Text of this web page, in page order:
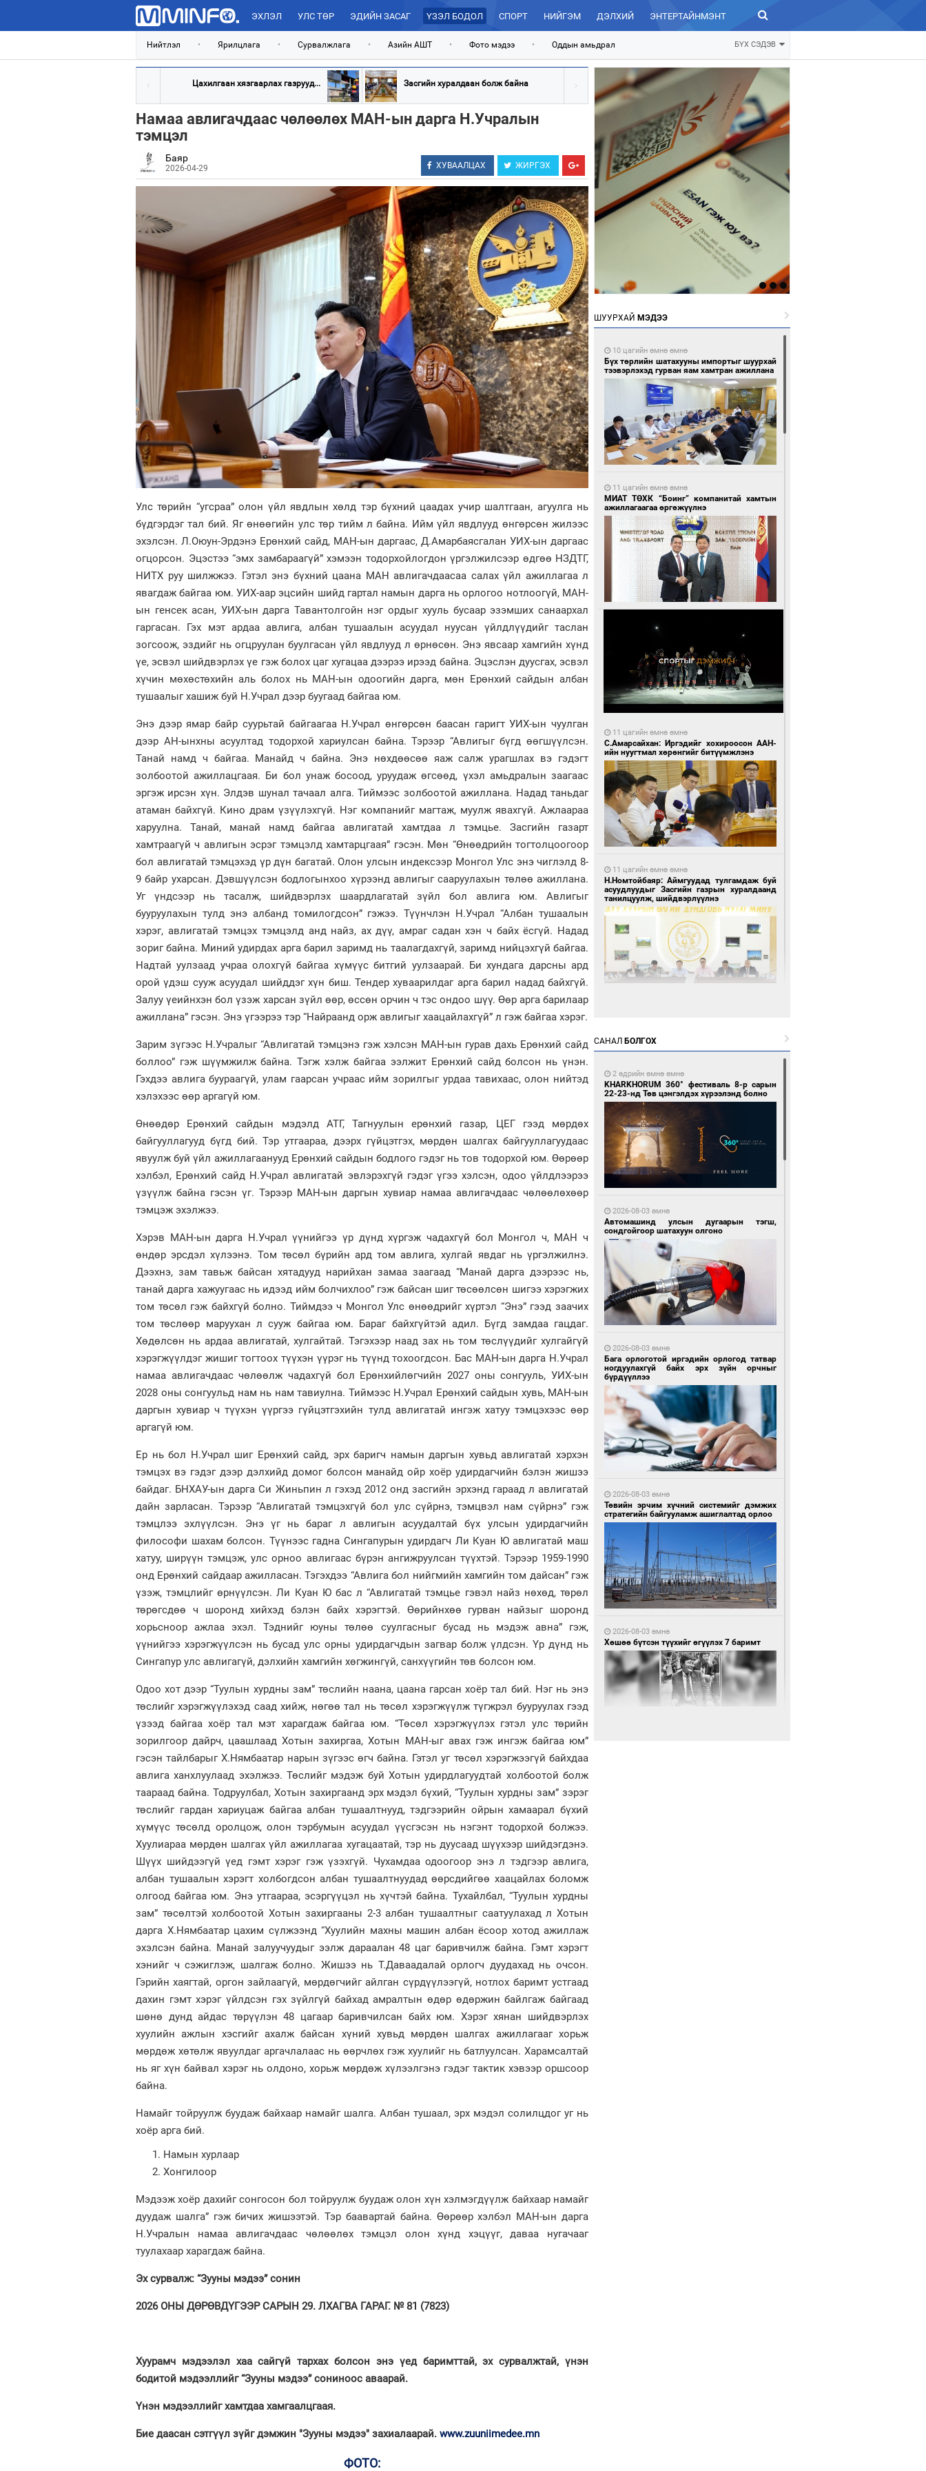
ЭХЛЭЛ УЛС ТӨР ЭДИЙН ЗАСАГ ҮЗЭЛ БОДОЛ СПОРТ НИЙГЭМ ДЭЛХИЙ ЭНТЕРТАЙНМЭНТ ЗУРХАЙ
Нийтлэл • Ярилцлага • Сурвалжлага • Азийн АШТ • Фото мэдээ • Оддын амьдрал БҮХ СЭДЭВ
Цахилгаан хязгаарлах газрууд... Засгийн хуралдаан болж байна
Намаа авлигачдаас чөлөөлөх МАН-ын дарга Н.Учралын
тэмцэл
Баяр
2026-04-29 ХУВААЛЦАХ ЖИРГЭХ
Улс төрийн “угсраа” олон үйл явдлын хөлд тэр бүхний цаадах учир шалтгаан, агуулга нь
бүдгэрдэг тал бий. Яг өнөөгийн улс төр тийм л байна. Ийм үйл явдлууд өнгөрсөн жилээс
эхэлсэн. Л.Оюун-Эрдэнэ Ерөнхий сайд, МАН-ын даргаас, Д.Амарбаясгалан УИХ-ын даргаас
огцорсон. Эцэстээ “эмх замбараагүй” хэмээн тодорхойлогдон үргэлжилсээр өдгөө НЗДТГ,
НИТХ руу шилжжээ. Гэтэл энэ бүхний цаана МАН авлигачдаасаа салах үйл ажиллагаа л
явагдаж байгаа юм. УИХ-аар эцсийн шийд гартал намын дарга нь орлогоо нотлоогүй, МАН-
ын генсек асан, УИХ-ын дарга Тавантолгойн нэг ордыг хууль бусаар эзэмших санаархал
гаргасан. Гэх мэт ардаа авлига, албан тушаалын асуудал нуусан үйлдлүүдийг таслан
зогсоож, эздийг нь огцруулан буулгасан үйл явдлууд л өрнөсөн. Энэ явсаар хамгийн хүнд
үе, эсвэл шийдвэрлэх үе гэж болох цаг хугацаа дээрээ ирээд байна. Эцэслэн дуусгах, эсвэл
хүчин мөхөстөхийн аль болох нь МАН-ын одоогийн дарга, мөн Ерөнхий сайдын албан
тушаалыг хашиж буй Н.Учрал дээр буугаад байгаа юм.
Энэ дээр ямар байр суурьтай байгаагаа Н.Учрал өнгөрсөн баасан гаригт УИХ-ын чуулган
дээр АН-ынхны асуултад тодорхой хариулсан байна. Тэрээр “Авлигыг бүгд өөгшүүлсэн.
Танай намд ч байгаа. Манайд ч байна. Энэ нөхдөөсөө яаж салж урагшлах вэ гэдэгт
золбоотой ажиллацгаая. Би бол унаж босоод, уруудаж өгсөөд, үхэл амьдралын заагаас
эргэж ирсэн хүн. Элдэв шунал тачаал алга. Тиймээс золбоотой ажиллана. Надад таньдаг
атаман байхгүй. Кино драм үзүүлэхгүй. Нэг компанийг магтаж, муулж явахгүй. Ажлаараа
харуулна. Танай, манай намд байгаа авлигатай хамтдаа л тэмцье. Засгийн газарт
хамтраагүй ч авлигын эсрэг тэмцэлд хамтарцгаая” гэсэн. Мөн “Өнөөдрийн тогтолцоогоор
бол авлигатай тэмцэхэд үр дүн багатай. Олон улсын индексээр Монгол Улс энэ чиглэлд 8-
9 байр ухарсан. Дэвшүүлсэн бодлогынхоо хүрээнд авлигыг сааруулахын төлөө ажиллана.
Уг үндсээр нь тасалж, шийдвэрлэх шаардлагатай зүйл бол авлига юм. Авлигыг
бууруулахын тулд энэ албанд томилогдсон” гэжээ. Түүнчлэн Н.Учрал “Албан тушаалын
хэрэг, авлигатай тэмцэх тэмцэлд анд найз, ах дүү, амраг садан хэн ч байх ёсгүй. Надад
зориг байна. Миний удирдах арга барил заримд нь таалагдахгүй, заримд нийцэхгүй байгаа.
Надтай уулзаад учраа олохгүй байгаа хүмүүс битгий уулзаарай. Би хундага дарсны ард
орой үдэш сууж асуудал шийддэг хүн биш. Тендер хуваарилдаг арга барил надад байхгүй.
Залуу үеийнхэн бол үзэж харсан зүйл өөр, өссөн орчин ч тэс ондоо шүү. Өөр арга барилаар
ажиллана” гэсэн. Энэ үгээрээ тэр “Найраанд орж авлигыг хаацайлахгүй” л гэж байгаа хэрэг.
Зарим зүгээс Н.Учралыг “Авлигатай тэмцэнэ гэж хэлсэн МАН-ын гурав дахь Ерөнхий сайд
боллоо” гэж шүүмжилж байна. Тэгж хэлж байгаа ээлжит Ерөнхий сайд болсон нь үнэн.
Гэхдээ авлига буураагүй, улам гаарсан учраас ийм зорилгыг урдаа тавихаас, олон нийтэд
хэлэхээс өөр аргагүй юм.
Өнөөдөр Ерөнхий сайдын мэдэлд АТГ, Тагнуулын ерөнхий газар, ЦЕГ гээд мөрдөх
байгууллагууд бүгд бий. Тэр утгаараа, дээрх гүйцэтгэх, мөрдөн шалгах байгууллагуудаас
явуулж буй үйл ажиллагаанууд Ерөнхий сайдын бодлого гэдэг нь тов тодорхой юм. Өөрөөр
хэлбэл, Ерөнхий сайд Н.Учрал авлигатай эвлэрэхгүй гэдэг үгээ хэлсэн, одоо үйлдлээрээ
үзүүлж байна гэсэн үг. Тэрээр МАН-ын даргын хувиар намаа авлигачдаас чөлөөлөхөөр
тэмцэж эхэлжээ.
Хэрэв МАН-ын дарга Н.Учрал үүнийгээ үр дүнд хүргэж чадахгүй бол Монгол ч, МАН ч
өндөр эрсдэл хүлээнэ. Том төсөл бүрийн ард том авлига, хулгай явдаг нь үргэлжилнэ.
Дээхнэ, зам тавьж байсан хятадууд нарийхан замаа заагаад “Манай дарга дээрээс нь,
танай дарга хажуугаас нь идээд ийм болчихлоо” гэж байсан шиг төсөөлсөн шигээ хэрэгжих
том төсөл гэж байхгүй болно. Тиймдээ ч Монгол Улс өнөөдрийг хүртэл “Энэ” гээд заачих
том төслөөр маруухан л сууж байгаа юм. Бараг байхгүйтэй адил. Бүгд замдаа гацдаг.
Хөдөлсөн нь ардаа авлигатай, хулгайтай. Тэгэхээр наад зах нь том төслүүдийг хулгайгүй
хэрэгжүүлдэг жишиг тогтоох түүхэн үүрэг нь түүнд тохоогдсон. Бас МАН-ын дарга Н.Учрал
намаа авлигачдаас чөлөөлж чадахгүй бол Ерөнхийлөгчийн 2027 оны сонгууль, УИХ-ын
2028 оны сонгуульд нам нь нам тавиулна. Тиймээс Н.Учрал Ерөнхий сайдын хувь, МАН-ын
даргын хувиар ч түүхэн үүргээ гүйцэтгэхийн тулд авлигатай ингэж хатуу тэмцэхээс өөр
аргагүй юм.
Ер нь бол Н.Учрал шиг Ерөнхий сайд, эрх баригч намын даргын хувьд авлигатай хэрхэн
тэмцэх вэ гэдэг дээр дэлхийд домог болсон манайд ойр хоёр удирдагчийн бэлэн жишээ
байдаг. БНХАУ-ын дарга Си Жиньпин л гэхэд 2012 онд засгийн эрхэнд гараад л авлигатай
дайн зарласан. Тэрээр “Авлигатай тэмцэхгүй бол улс сүйрнэ, тэмцвэл нам сүйрнэ” гэж
тэмцлээ эхлүүлсэн. Энэ үг нь бараг л авлигын асуудалтай бүх улсын удирдагчийн
философи шахам болсон. Түүнээс гадна Сингапурын удирдагч Ли Куан Ю авлигатай маш
хатуу, ширүүн тэмцэж, улс орноо авлигаас бүрэн ангижруулсан түүхтэй. Тэрээр 1959-1990
онд Ерөнхий сайдаар ажилласан. Тэгэхдээ “Авлига бол нийгмийн хамгийн том дайсан” гэж
үзэж, тэмцлийг өрнүүлсэн. Ли Куан Ю бас л “Авлигатай тэмцье гэвэл найз нөхөд, төрөл
төрөгсдөө ч шоронд хийхэд бэлэн байх хэрэгтэй. Өөрийнхөө гурван найзыг шоронд
хорьсноор ажлаа эхэл. Тэднийг юуны төлөө суулгасныг бусад нь мэдэж авна” гэж,
үүнийгээ хэрэгжүүлсэн нь бусад улс орны удирдагчдын загвар болж үлдсэн. Үр дүнд нь
Сингапур улс авлигагүй, дэлхийн хамгийн хөгжингүй, санхүүгийн төв болсон юм.
Одоо хот дээр “Туулын хурдны зам” төслийн наана, цаана гарсан хоёр тал бий. Нэг нь энэ
төслийг хэрэгжүүлэхэд саад хийж, нөгөө тал нь төсөл хэрэгжүүлж түгжрэл бууруулах гээд
үзээд байгаа хоёр тал мэт харагдаж байгаа юм. “Төсөл хэрэгжүүлэх гэтэл улс төрийн
зорилгоор дайрч, цаашлаад Хотын захиргаа, Хотын МАН-ыг авах гэж ингэж байгаа юм”
гэсэн тайлбарыг Х.Нямбаатар нарын зүгээс өгч байна. Гэтэл уг төсөл хэрэгжээгүй байхдаа
авлига ханхлуулаад эхэлжээ. Төслийг мэдэж буй Хотын удирдлагуудтай холбоотой болж
таараад байна. Тодруулбал, Хотын захиргаанд эрх мэдэл бүхий, “Туулын хурдны зам” зэрэг
төслийг гардан хариуцаж байгаа албан тушаалтнууд, тэдгээрийн ойрын хамаарал бүхий
хүмүүс төсөлд оролцож, олон тэрбумын асуудал үүсгэсэн нь нэгэнт тодорхой болжээ.
Хуулиараа мөрдөн шалгах үйл ажиллагаа хугацаатай, тэр нь дуусаад шүүхээр шийдэгдэнэ.
Шүүх шийдээгүй үед гэмт хэрэг гэж үзэхгүй. Чухамдаа одоогоор энэ л тэдгээр авлига,
албан тушаалын хэрэгт холбогдсон албан тушаалтнуудад өөрсдийгөө хаацайлах боломж
олгоод байгаа юм. Энэ утгаараа, эсэргүүцэл нь хүчтэй байна. Тухайлбал, “Туулын хурдны
зам” төсөлтэй холбоотой Хотын захиргааны 2-3 албан тушаалтныг саатуулахад л Хотын
дарга Х.Нямбаатар цахим сүлжээнд “Хуулийн махны машин албан ёсоор хотод ажиллаж
эхэлсэн байна. Манай залуучуудыг ээлж дараалан 48 цаг баривчилж байна. Гэмт хэрэгт
хэнийг ч сэжиглэж, шалгаж болно. Жишээ нь Т.Даваадалай орлогч дуудахад нь очсон.
Гэрийн хаягтай, оргон зайлаагүй, мөрдөгчийг айлган сүрдүүлээгүй, нотлох баримт устгаад
дахин гэмт хэрэг үйлдсэн гэх зүйлгүй байхад амралтын өдөр өдөржин байлгаж байгаад
шөнө дунд айдас төрүүлэн 48 цагаар баривчилсан байх юм. Хэрэг хянан шийдвэрлэх
хуулийн ажлын хэсгийг ахалж байсан хүний хувьд мөрдөн шалгах ажиллагааг хорьж
мөрдөж хөтөлж явуулдаг аргачлалаас нь өөрчлөх гэж хуулийг нь батлуулсан. Харамсалтай
нь яг хүн байвал хэрэг нь олдоно, хорьж мөрдөж хүлээлгэнэ гэдэг тактик хэвээр оршсоор
байна.
Намайг тойруулж буудаж байхаар намайг шалга. Албан тушаал, эрх мэдэл солилцдог уг нь
хоёр арга бий.
Намын хурлаар
Хонгилоор
Мэдээж хоёр дахийг сонгосон бол тойруулж буудаж олон хүн хэлмэгдүүлж байхаар намайг
дуудаж шалга” гэж бичих жишээтэй. Тэр баавартай байна. Өөрөөр хэлбэл МАН-ын дарга
Н.Учралын намаа авлигачдаас чөлөөлөх тэмцэл олон хүнд хэцүүг, даваа нугачааг
туулахаар харагдаж байна.
Эх сурвалж: “Зууны мэдээ” сонин
2026 ОНЫ ДӨРӨВДҮГЭЭР САРЫН 29. ЛХАГВА ГАРАГ. № 81 (7823)
Хуурамч мэдээлэл хаа сайгүй тархах болсон энэ үед баримттай, эх сурвалжтай, үнэн
бодитой мэдээллийг “Зууны мэдээ” сониноос аваарай.
Үнэн мэдээллийг хамтдаа хамгаалцгаая.
Бие даасан сэтгүүл зүйг дэмжин "Зууны мэдээ" захиалаарай. www.zuuniimedee.mn
ФОТО:
ШУУРХАЙ МЭДЭЭ
10 цагийн өмнө өмнө
Бүх төрлийн шатахууны импортыг шуурхай
тээвэрлэхэд гурван яам хамтран ажиллана
11 цагийн өмнө өмнө
МИАТ ТӨХК “Боинг” компанитай хамтын
ажиллагаагаа өргөжүүлнэ
11 цагийн өмнө өмнө
С.Амарсайхан: Иргэдийг хохироосон ААН-
ийн нуугтмал хөрөнгийг битүүмжлэнэ
11 цагийн өмнө өмнө
Н.Номтойбаяр: Аймгуудад тулгамдаж буй
асуудлуудыг Засгийн газрын хуралдаанд
танилцуулж, шийдвэрлүүлнэ
дугаартай автомашинтай иргэдэд шатахуун
олгоно
19 цагийн өмнө өмнө
С.Бямбацогт Зүүн Азийн эрэгтэйчүүдийн
тамирчдад амжилт хүслээ
19 цагийн өмнө өмнө
Согтуугаар тээврийн хэрэгсэл жолоодсон
95 зөрчил бүртгэгдлээ
19 цагийн өмнө өмнө
Автобензин, дизель түлшний онцгой албан
татварыг тэглэлээ
19 цагийн өмнө өмнө
Санхүүгийн хэмнэлтийн горимд эрүүл
мэндийн салбар хамаарахгүй
САНАЛ БОЛГОХ
2 өдрийн өмнө өмнө
KHARKHORUM 360° фестиваль 8-р сарын
22-23-нд Төв цэнгэлдэх хүрээлэнд болно
2026-08-03 өмнө
Автомашинд улсын дугаарын тэгш,
сондгойгоор шатахуун олгоно
2026-08-03 өмнө
Бага орлоготой иргэдийн орлогод татвар
ногдуулахгүй байх эрх зүйн орчныг
бүрдүүллээ
2026-08-03 өмнө
Төвийн эрчим хүчний системийг дэмжих
стратегийн байгууламж ашиглалтад орлоо
2026-08-03 өмнө
Хөшөө бүтсэн түүхийг өгүүлэх 7 баримт